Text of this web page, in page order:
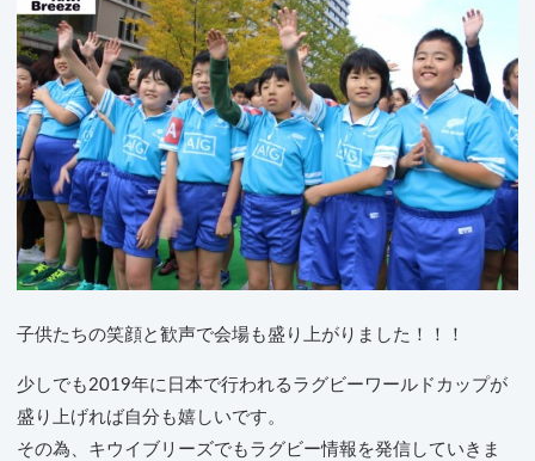
子供たちの笑顔と歓声で会場も盛り上がりました！！！
少しでも2019年に日本で行われるラグビーワールドカップが
盛り上げれば自分も嬉しいです。
その為、キウイブリーズでもラグビー情報を発信していきま